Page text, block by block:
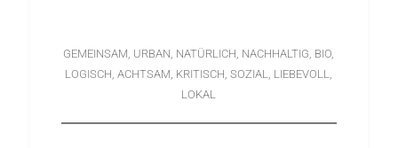
GEMEINSAM, URBAN, NATÜRLICH, NACHHALTIG, BIO,
LOGISCH, ACHTSAM, KRITISCH, SOZIAL, LIEBEVOLL,
LOKAL